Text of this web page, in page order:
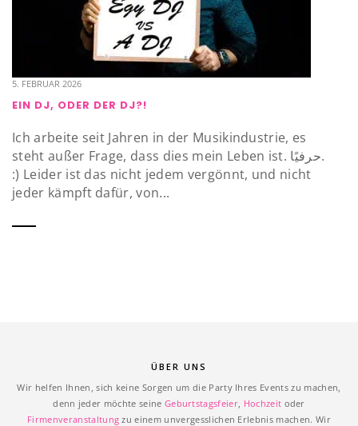
5. FEBRUAR 2026
EIN DJ, ODER DER DJ?!
Ich arbeite seit Jahren in der Musikindustrie, es
steht außer Frage, dass dies mein Leben ist. حرفيًا.
:) Leider ist das nicht jedem vergönnt, und nicht
jeder kämpft dafür, von...
ÜBER UNS
Wir helfen Ihnen, sich keine Sorgen um die Party Ihres Events zu machen,
denn jeder möchte seine Geburtstagsfeier Hochzeit oder
Firmenveranstaltung zu einem unvergesslichen Erlebnis machen. Wir